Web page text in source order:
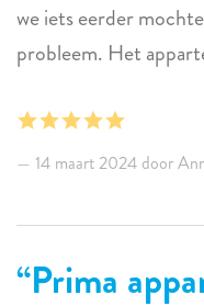
we iets eerder
probleem. Het
14 maart 2024 door
Prima